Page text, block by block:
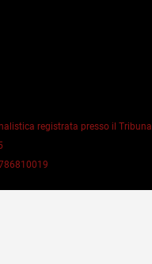
registrata presso il